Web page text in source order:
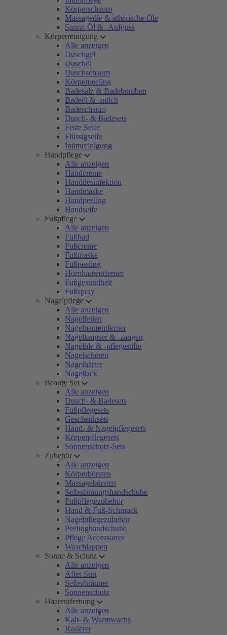
Körperschaum
Massageöle & ätherische Öle
Sauna-Öl & -Aufguss
Körperreinigung
Alle anzeigen
Duschgel
Duschöl
Duschschaum
Körperpeeling
Badesalz & Badebomben
Badeöl & -milch
Badeschaum
Dusch- & Badesets
Feste Seife
Flüssigseife
Intimreinigung
Handpflege
Alle anzeigen
Handcreme
Handdesinfektion
Handmaske
Handpeeling
Handseife
Fußpflege
Alle anzeigen
Fußbad
Fußcreme
Fußmaske
Fußpeeling
Hornhautentferner
Fußgesundheit
Fußspray
Nagelpflege
Alle anzeigen
Nagelfeilen
Nagelhautentferner
Nagelknipser & -zangen
Nagelöle & -pflegestifte
Nagelscheren
Nagelhärter
Nagellack
Beauty Set
Alle anzeigen
Dusch- & Badesets
Fußpflegesets
Geschenksets
Hand- & Nagelpflegesets
Körperpflegesets
Sonnenschutz-Sets
Zubehör
Alle anzeigen
Körperbürsten
Massagebürsten
Selbstbräungshandschuhe
Fußpflegezubehör
Hand & Fuß-Schmuck
Nagelpflegezubehör
Peelinghandschuhe
Pflege Accessoires
Waschlappen
Sonne & Schutz
Alle anzeigen
After Sun
Selbstbräuner
Sonnenschutz
Haarentfernung
Alle anzeigen
Kalt- & Warmwachs
Rasierer